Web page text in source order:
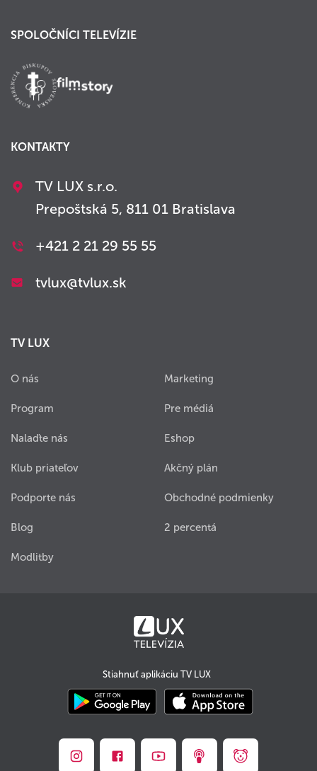
SPOLOČNÍCI TELEVÍZIE
KONTAKTY
TV LUX s.r.o.
Prepoštská 5, 811 01 Bratislava
+421 2 21 29 55 55
tvlux@tvlux.sk
TV LUX
O nás
Program
Nalaďte nás
Klub priateľov
Podporte nás
Blog
Modlitby
Marketing
Pre médiá
Eshop
Akčný plán
Obchodné podmienky
2 percentá
Stiahnuť aplikáciu TV LUX